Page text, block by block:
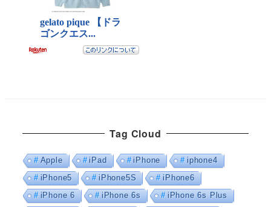
Tag Cloud
Apple iPad iPhone
iphone4
iPhone5
iPhone5S
iPhone6
iPhone 6
iPhone 6s
iPhone 6s Plus